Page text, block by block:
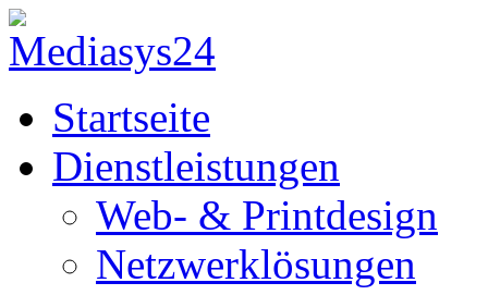
Startseite
Dienstleistungen
Web- & Printdesign
Netzwerklösungen